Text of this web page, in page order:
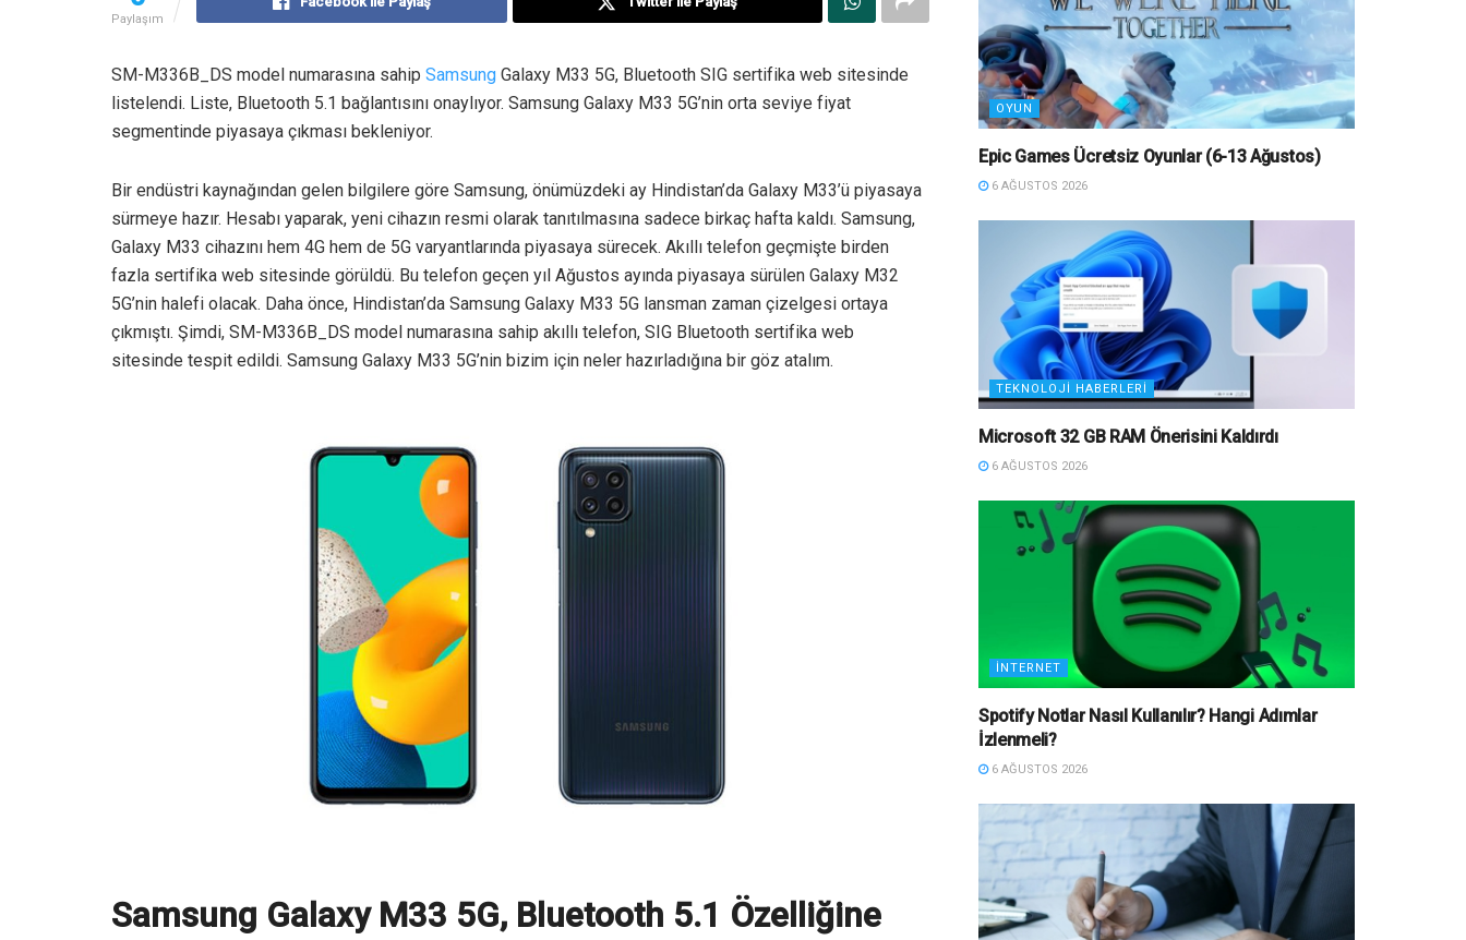
Paylaşım
SM-M336B_DS model numarasına sahip Samsung Galaxy M33 5G, Bluetooth SIG sertifika web sitesinde
listelendi. Liste, Bluetooth 5.1 bağlantısını onaylıyor. Samsung Galaxy M33 5G’nin orta seviye fiyat
segmentinde piyasaya çıkması bekleniyor.
Bir endüstri kaynağından gelen bilgilere göre Samsung, önümüzdeki ay Hindistan’da Galaxy M33’ü piyasaya
sürmeye hazır. Hesabı yaparak, yeni cihazın resmi olarak tanıtılmasına sadece birkaç hafta kaldı. Samsung,
Galaxy M33 cihazını hem 4G hem de 5G varyantlarında piyasaya sürecek. Akıllı telefon geçmişte birden
fazla sertifika web sitesinde görüldü. Bu telefon geçen yıl Ağustos ayında piyasaya sürülen Galaxy M32
5G’nin halefi olacak. Daha önce, Hindistan’da Samsung Galaxy M33 5G lansman zaman çizelgesi ortaya
çıkmıştı. Şimdi, SM-M336B_DS model numarasına sahip akıllı telefon, SIG Bluetooth sertifika web
sitesinde tespit edildi. Samsung Galaxy M33 5G’nin bizim için neler hazırladığına bir göz atalım.
Samsung Galaxy M33 5G, Bluetooth 5.1 Özelliğine
OYUN
Epic Games Ücretsiz Oyunlar (6-13 Ağustos)
6 AĞUSTOS 2026
TEKNOLOJI HABERLERI
Microsoft 32 GB RAM Önerisini Kaldırdı
6 AĞUSTOS 2026
İNTERNET
Spotify Notlar Nasıl Kullanılır? Hangi Adımlar
İzlenmeli?
6 AĞUSTOS 2026